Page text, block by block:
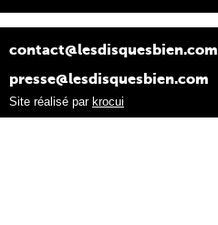
contact@lesdisquesbien.com
presse@lesdisquesbien.com
Site réalisé par krocui